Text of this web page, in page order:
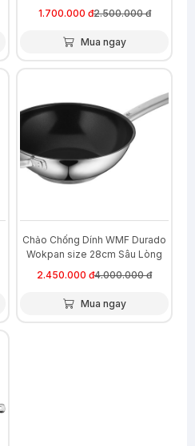
1.700.000 đ2.500.000 đ
Mua ngay
Chảo Chống Dính WMF Durado
Wokpan size 28cm Sâu Lòng
2.450.000 đ4.000.000 đ
Mua ngay